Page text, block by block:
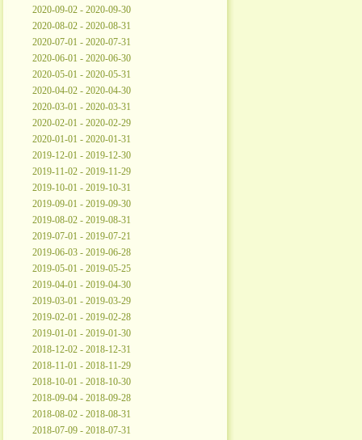
2020-09-02 - 2020-09-30
2020-08-02 - 2020-08-31
2020-07-01 - 2020-07-31
2020-06-01 - 2020-06-30
2020-05-01 - 2020-05-31
2020-04-02 - 2020-04-30
2020-03-01 - 2020-03-31
2020-02-01 - 2020-02-29
2020-01-01 - 2020-01-31
2019-12-01 - 2019-12-30
2019-11-02 - 2019-11-29
2019-10-01 - 2019-10-31
2019-09-01 - 2019-09-30
2019-08-02 - 2019-08-31
2019-07-01 - 2019-07-21
2019-06-03 - 2019-06-28
2019-05-01 - 2019-05-25
2019-04-01 - 2019-04-30
2019-03-01 - 2019-03-29
2019-02-01 - 2019-02-28
2019-01-01 - 2019-01-30
2018-12-02 - 2018-12-31
2018-11-01 - 2018-11-29
2018-10-01 - 2018-10-30
2018-09-04 - 2018-09-28
2018-08-02 - 2018-08-31
2018-07-09 - 2018-07-31